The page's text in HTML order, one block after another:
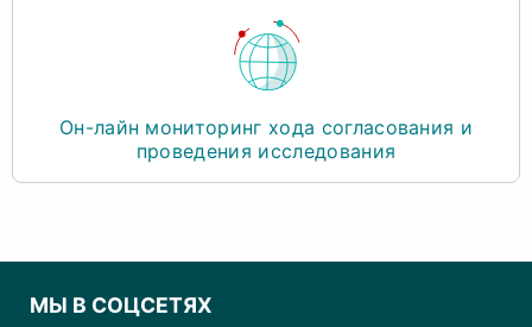
Он-лайн мониторинг хода согласования и
проведения исследования
МЫ В СОЦСЕТЯХ